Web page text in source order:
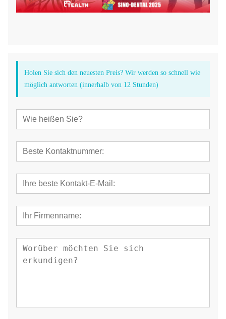
Holen Sie sich den neuesten Preis? Wir werden so schnell wie
möglich antworten (innerhalb von 12 Stunden)